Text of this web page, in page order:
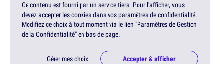
Ce contenu est fourni par un service tiers. Pour l'afficher, vous
devez accepter les cookies dans vos paramètres de confidentialité.
Modifiez ce choix à tout moment via le lien "Paramètres de Gestion
de la Confidentialité" en bas de page.
Gérer mes choix Accepter & afficher